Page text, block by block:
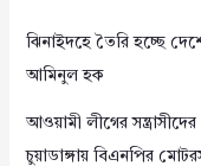
ঝিনাইদহে তৈরি হচ্ছে
আমিনুল হক
আওয়ামী লীগের
চুয়াডাঙ্গায় বিএনপির